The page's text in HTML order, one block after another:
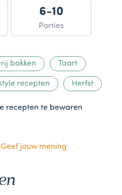
6-10
Porties
bakken Taart
recepten Herfst
recepten te bewaren
Geef jouw mening